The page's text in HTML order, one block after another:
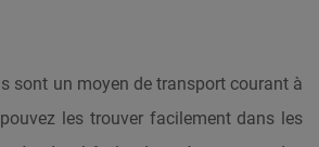
sont un moyen de transport courant à
les trouver facilement dans les